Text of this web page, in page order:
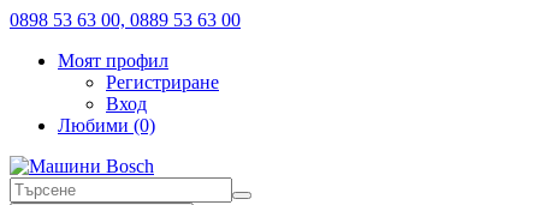
0898 53 63 00, 0889 53 63 00
Моят профил
Регистриране
Вход
Любими (0)